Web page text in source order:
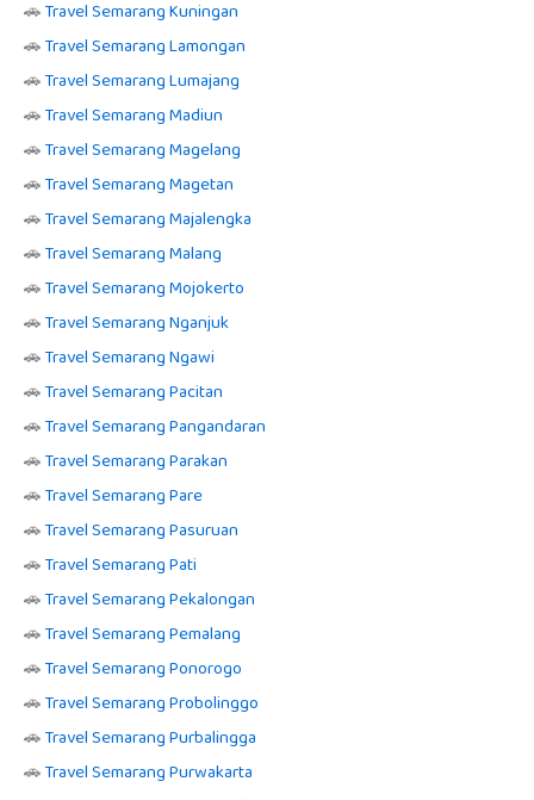
🚗Travel Semarang Kuningan
🚗Travel Semarang Lamongan
🚗Travel Semarang Lumajang
🚗Travel Semarang Madiun
🚗Travel Semarang Magelang
🚗Travel Semarang Magetan
🚗Travel Semarang Majalengka
🚗Travel Semarang Malang
🚗Travel Semarang Mojokerto
🚗Travel Semarang Nganjuk
🚗Travel Semarang Ngawi
🚗Travel Semarang Pacitan
🚗Travel Semarang Pangandaran
🚗Travel Semarang Parakan
🚗Travel Semarang Pare
🚗Travel Semarang Pasuruan
🚗Travel Semarang Pati
🚗Travel Semarang Pekalongan
🚗Travel Semarang Pemalang
🚗Travel Semarang Ponorogo
🚗Travel Semarang Probolinggo
🚗Travel Semarang Purbalingga
🚗Travel Semarang Purwakarta